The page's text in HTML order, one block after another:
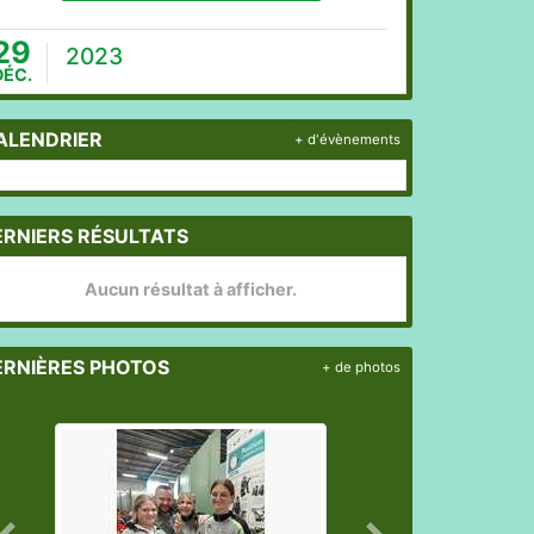
2023
+ d'évènements
RÉSULTATS
Aucun résultat à afficher.
PHOTOS + de photos